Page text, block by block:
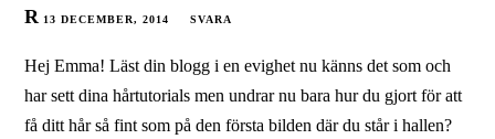
R 13 DECEMBER, 2014 SVARA
Hej Emma! Läst din blogg i en evighet nu känns det som och
har sett dina hårtutorials men undrar nu bara hur du gjort för att
få ditt hår så fint som på den första bilden där du står i hallen?